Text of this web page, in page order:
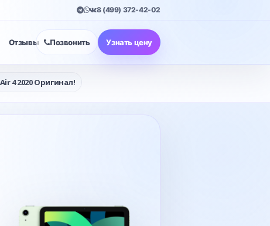
8 (499) 372-42-02
Отзывы Позвонить Узнать цену
4 2020 Оригинал!